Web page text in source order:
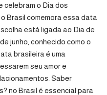
celebram o Dia dos
Brasil comemora essa data
está ligada ao Dia de
junho, conhecido como o
brasileira é uma
seu amor e
Saber
no Brasil é essencial para